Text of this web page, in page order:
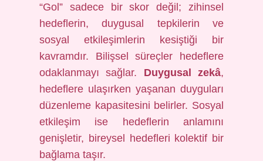
“Gol” sadece bir skor değil; zihinsel
hedeflerin, duygusal tepkilerin ve
sosyal etkileşimlerin kesiştiği bir
kavramdır. Bilişsel süreçler hedeflere
odaklanmayı sağlar. Duygusal zekâ,
hedeflere ulaşırken yaşanan duyguları
düzenleme kapasitesini belirler. Sosyal
etkileşim ise hedeflerin anlamını
genişletir, bireysel hedefleri kolektif bir
bağlama taşır.